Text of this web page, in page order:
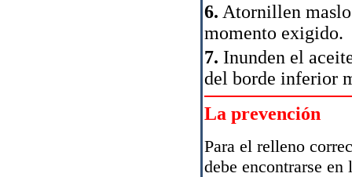
6. Atornillen
momento exigido.
7. Inunden el
del borde inferior
La prevención
Para el relleno
debe encontrarse